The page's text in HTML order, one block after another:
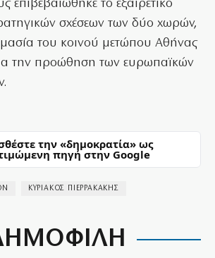
επιβεβαιώθηκε το εξαιρετικό
σχέσεων των δύο χωρών,
του κοινού μετώπου Αθήνας
την προώθηση των ευρωπαϊκών
την «δημοκρατία» ως
πηγή στην Google
ΚΥΡΙΑΚΟΣ ΠΙΕΡΡΑΚΑΚΗΣ